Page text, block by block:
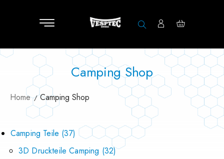
Camping Shop
Home Camping Shop
Camping Teile 37
3D Druckteile Camping 32